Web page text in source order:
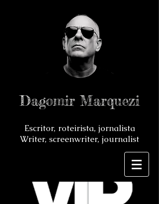
Dagomir Marquezi
Escritor, roteirista, jornalista
Writer, screenwriter, journalist